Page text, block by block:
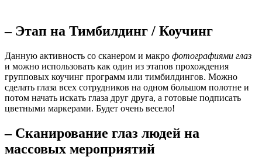
– Этап на Тимбилдинг / Коучинг
Данную активность со сканером и макро фотографиями глаз
и можно использовать как один из этапов прохождения
групповых коучинг программ или тимбилдингов. Можно
сделать глаза всех сотрудников на одном большом полотне и
потом начать искать глаза друг друга, а готовые подписать
цветными маркерами. Будет очень весело!
– Сканирование глаз людей на
массовых мероприятий